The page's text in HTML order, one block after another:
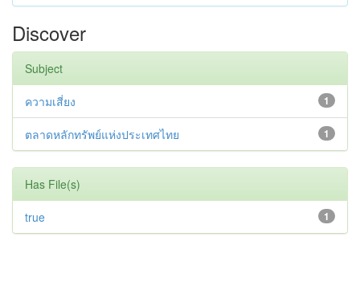
Discover
Subject
1
ความเสี่ยง
1
ตลาดหลักทรัพย์แห่งประเทศไทย
Has File(s)
1
true